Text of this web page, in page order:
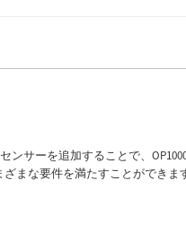
ンサーを追加することで、
まな要件を満たすことができま